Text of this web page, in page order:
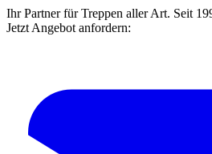
Ihr Partner für Treppen aller Art. Seit
Jetzt Angebot anfordern: